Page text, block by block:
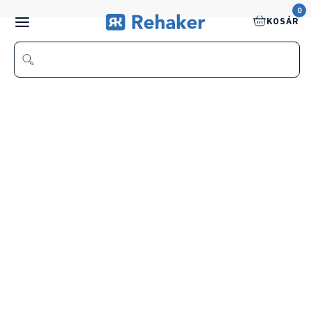
0
KOSÁR